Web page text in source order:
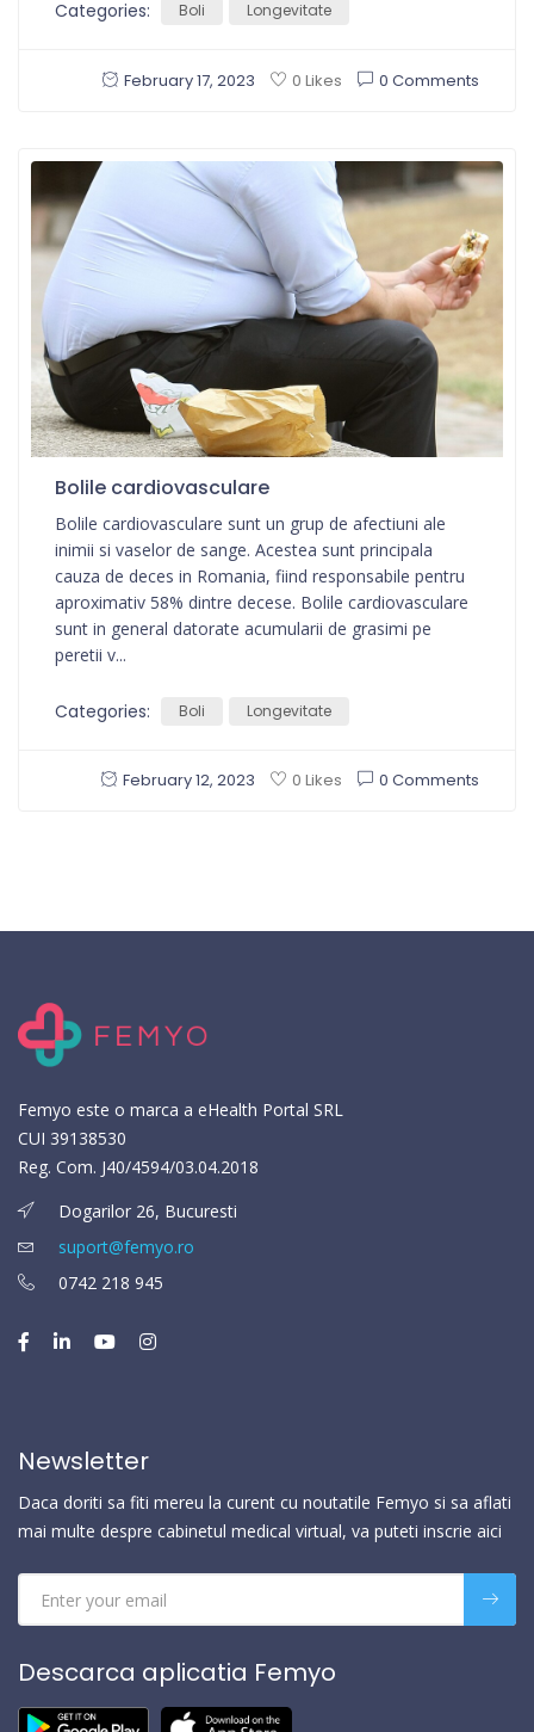
Categories: Boli Longevitate
February 17, 2023 0 Likes 0 Comments
Bolile cardiovasculare
Bolile cardiovasculare sunt un grup de afectiuni ale
inimii si vaselor de sange. Acestea sunt principala
cauza de deces in Romania, fiind responsabile pentru
aproximativ 58% dintre decese. Bolile cardiovasculare
sunt in general datorate acumularii de grasimi pe
peretii v...
Categories: Boli Longevitate
February 12, 2023 0 Likes 0 Comments
Femyo este o marca a eHealth Portal SRL
CUI 39138530
Reg. Com. J40/4594/03.04.2018
Dogarilor 26, Bucuresti
suport@femyo.ro
0742 218 945
Newsletter
Daca doriti sa fiti mereu la curent cu noutatile Femyo si sa aflati
mai multe despre cabinetul medical virtual, va puteti inscrie aici
Descarca aplicatia Femyo